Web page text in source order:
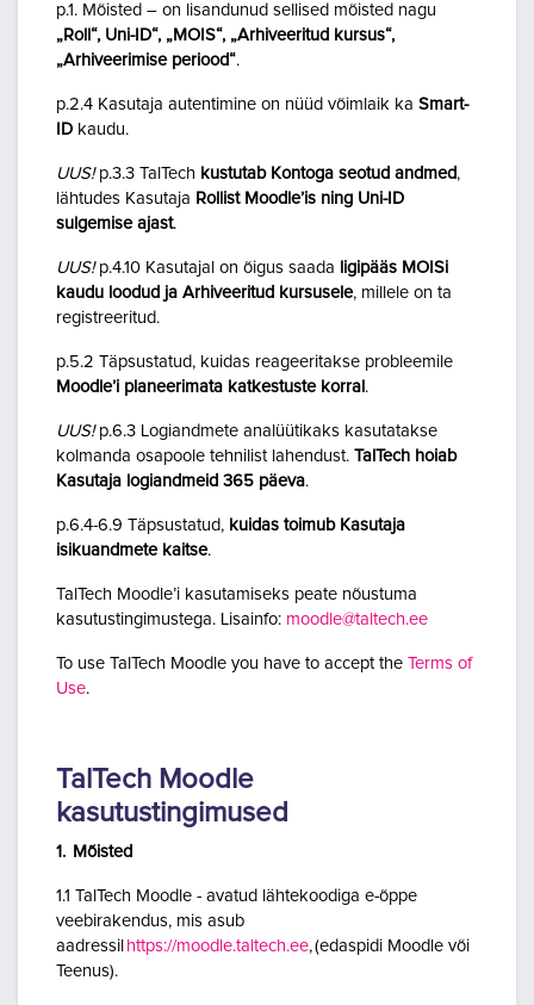
p.1. Mõisted – on lisandunud sellised mõisted nagu
„Roll“, Uni-ID“, „MOIS“, „Arhiveeritud kursus“,
„Arhiveerimise periood“.
p.2.4 Kasutaja autentimine on nüüd võimlaik ka Smart-
ID kaudu.
UUS!p.3.3 TalTech kustutab Kontoga seotud andmed,
lähtudes Kasutaja Rollist Moodle’is ning Uni-ID
sulgemise ajast.
UUS!p.4.10 Kasutajal on õigus saada ligipääs MOISi
kaudu loodud ja Arhiveeritud kursusele, millele on ta
registreeritud.
p.5.2 Täpsustatud, kuidas reageeritakse probleemile
Moodle’i planeerimata katkestuste korral .
UUS!p.6.3 Logiandmete analüütikaks kasutatakse
kolmanda osapoole tehnilist lahendust. TalTech hoiab
Kasutaja logiandmeid 365 päeva.
p.6.4-6.9 Täpsustatud, kuidas toimub Kasutaja
isikuandmete kaitse.
TalTech Moodle’i kasutamiseks peate nõustuma
kasutustingimustega. Lisainfo: moodle@taltech.ee
To use TalTech Moodle you have to accept the Terms of
Use.
TalTech Moodle
kasutustingimused
1. Mõisted
1.1 TalTech Moodle - avatud lähtekoodiga e-õppe
veebirakendus, mis asub
aadressil https://moodle.taltech.ee, (edaspidi Moodle või
Teenus).